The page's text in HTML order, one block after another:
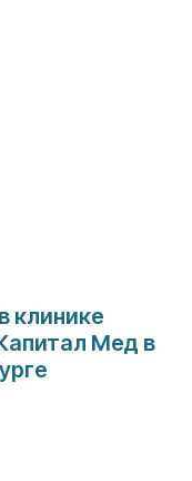
клинике
Мед в